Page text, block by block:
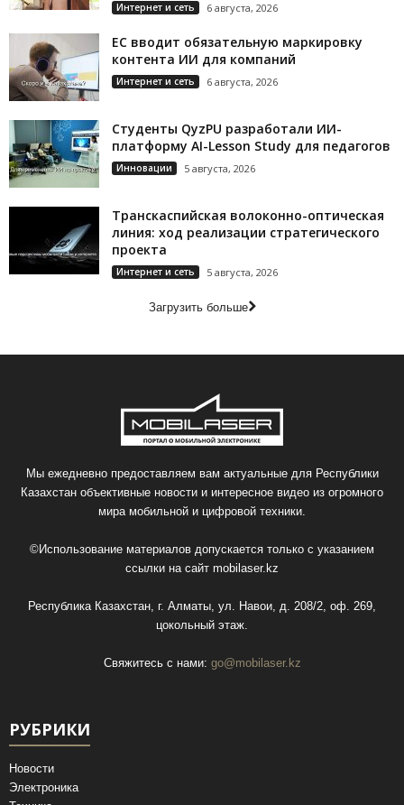
Интернет и сеть 6 августа, 2026
ЕС вводит обязательную маркировку
контента ИИ для компаний
Интернет и сеть 6 августа, 2026
Студенты QyzPU разработали ИИ-
платформу AI-Lesson Study для педагогов
Инновации 5 августа, 2026
Транскаспийская волоконно-оптическая
линия: ход реализации стратегического
проекта
Интернет и сеть 5 августа, 2026
Загрузить больше
Мы ежедневно предоставляем вам актуальные для Республики
Казахстан объективные новости и интересное видео из огромного
мира мобильной и цифровой техники.
©Использование материалов допускается только с указанием
ссылки на сайт mobilaser.kz
Республика Казахстан, г. Алматы, ул. Навои, д. 208/2, оф. 269,
цокольный этаж.
Свяжитесь с нами: go@mobilaser.kz
РУБРИКИ
Новости
Электроника